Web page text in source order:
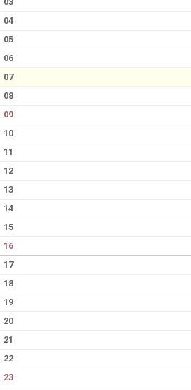
04
05
06
07
08
09
10
11
12
13
14
15
16
17
18
19
20
21
22
23